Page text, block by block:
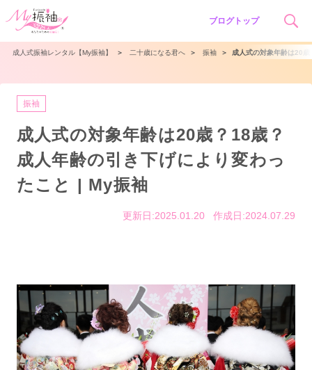
ブログトップ
成人式振袖レンタル【My振袖】 ＞ 二十歳になる君へ ＞ 振袖 ＞ 成人式の対象年齢は20
振袖
成人式の対象年齢は20歳？18歳？
成人年齢の引き下げにより変わっ
たこと | My振袖
更新日:2025.01.20 作成日:2024.07.29